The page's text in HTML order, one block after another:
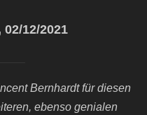
02/12/2021
Bernhardt für diesen
ebenso genialen